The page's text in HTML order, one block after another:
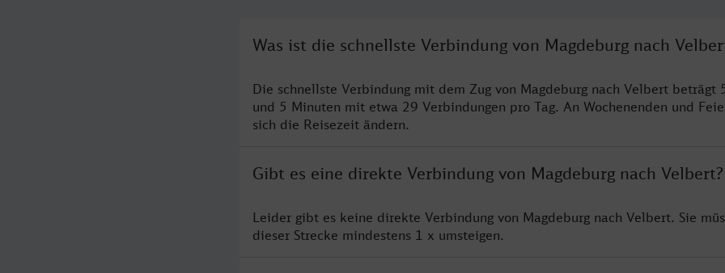
Was ist die schnellste Verbindung von Magdeburg nach
Die schnellste Verbindung mit dem Zug von Magdeburg nach Velbert beträgt
und 5 Minuten mit etwa 29 Verbindungen pro Tag. An Wochenenden und
sich die Reisezeit ändern.
Gibt es eine direkte Verbindung von Magdeburg nach Velbert?
Leider gibt es keine direkte Verbindung von Magdeburg nach Velbert. Sie
dieser Strecke mindestens 1 x umsteigen.